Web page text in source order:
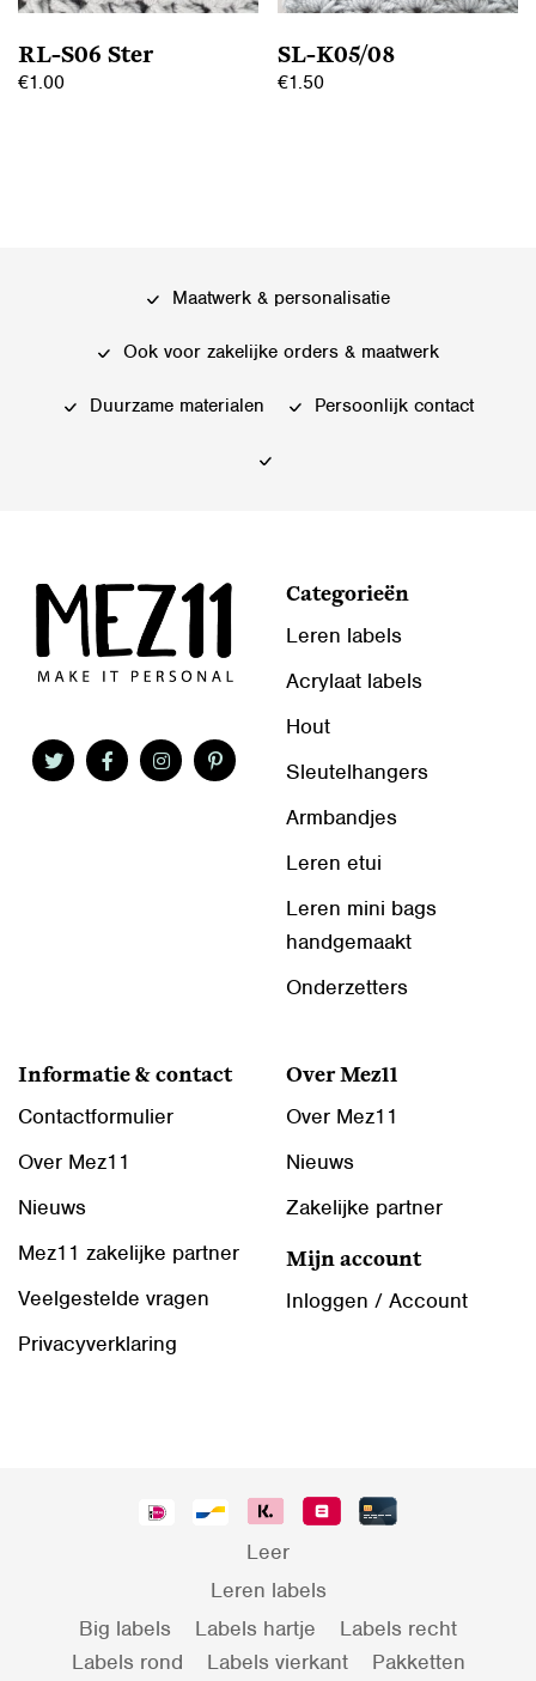
productpagina
de
productpagina
RL-S06 Ster
€1.00
worden
SL-K05/08
€1.50
optie
kan
worden
Maatwerk & personalisatie
Ook voor zakelijke orders & maatwerk
Duurzame materialen Persoonlijk contact
Categorieën
Leren labels
Acrylaat labels
Hout
Sleutelhangers
Armbandjes
Leren etui
Leren mini bags
handgemaakt
Onderzetters
Informatie & contact
Contactformulier
Over Mez11
Nieuws
Mez11 zakelijke partner
Veelgestelde vragen
Privacyverklaring
Over Mez11
Over Mez11
Nieuws
Zakelijke partner
Mijn account
Inloggen / Account
Leer
Leren labels
Big labels
Labels hartje
Labels recht
Labels rond
Labels vierkant
Pakketten